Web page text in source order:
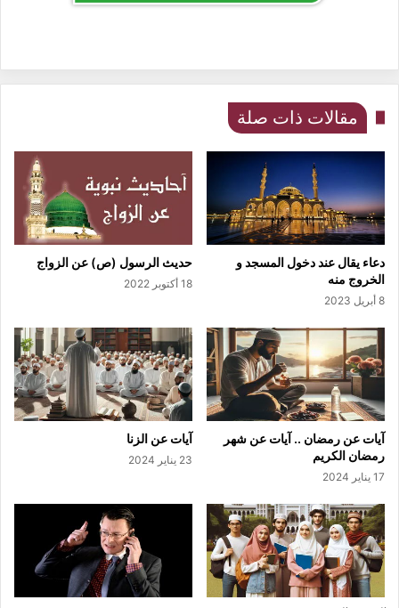
مقالات ذات صلة
دعاء يقال عند دخول المسجد و
الخروج منه
8 أبريل 2023
حديث الرسول (ص) عن الزواج
18 أكتوبر 2022
آيات عن رمضان .. آيات عن شهر
رمضان الكريم
17 يناير 2024
آيات عن الزنا
23 يناير 2024